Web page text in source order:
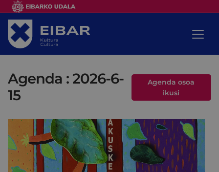
Agenda : 2026-6-
15
Agenda osoa
ikusi